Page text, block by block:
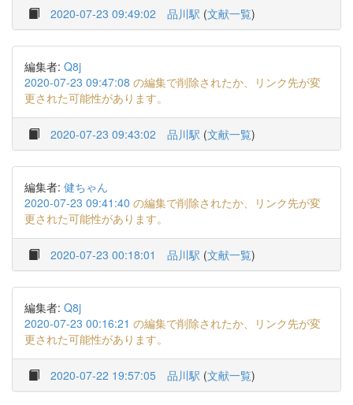
2020-07-23 09:49:02 品川駅 (文献一覧)
編集者: Q8j
2020-07-23 09:47:08 の編集で削除されたか、リンク先が変
更された可能性があります。
2020-07-23 09:43:02 品川駅 (文献一覧)
編集者: 健ちゃん
2020-07-23 09:41:40 の編集で削除されたか、リンク先が変
更された可能性があります。
2020-07-23 00:18:01 品川駅 (文献一覧)
編集者: Q8j
2020-07-23 00:16:21 の編集で削除されたか、リンク先が変
更された可能性があります。
2020-07-22 19:57:05 品川駅 (文献一覧)